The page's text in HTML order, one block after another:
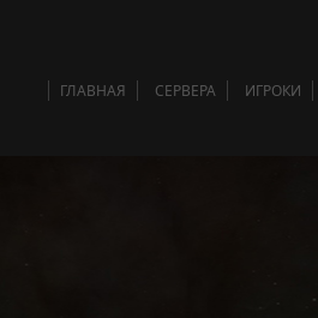
ГЛАВНАЯ СЕРВЕРА ИГРОКИ